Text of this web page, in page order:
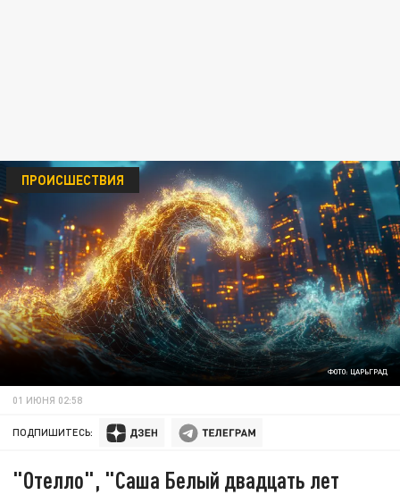
ФОТО: ЦАРЬГРАД
ПРОИСШЕСТВИЯ
01 ИЮНЯ 02:58
ПОДПИШИТЕСЬ:
"Отелло", "Саша Белый двадцать лет